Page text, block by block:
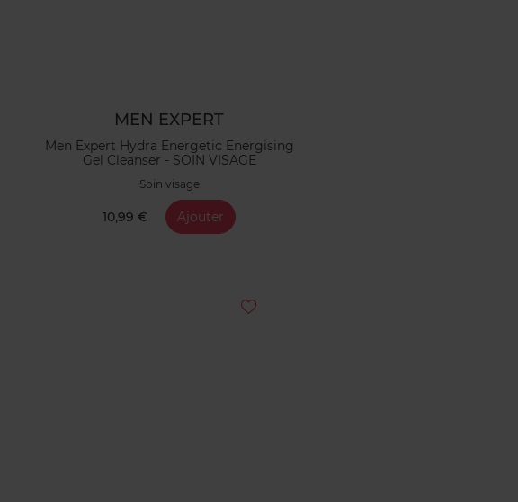
MEN EXPERT
Men Expert Hydra Energetic Energising
Gel Cleanser - SOIN VISAGE
Soin visage
10,99 € Ajouter